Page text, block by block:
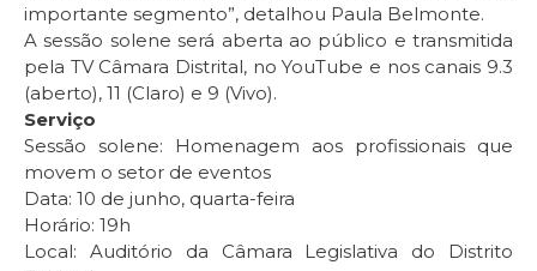
importante segmento”, detalhou Paula Belmonte.
A sessão solene será aberta ao público e transmitida
pela TV Câmara Distrital, no YouTube e nos canais 9.3
(aberto), 11 (Claro) e 9 (Vivo).
Serviço
Sessão solene: Homenagem aos profissionais que
movem o setor de eventos
Data: 10 de junho, quarta-feira
Horário: 19h
Local: Auditório da Câmara Legislativa do Distrito